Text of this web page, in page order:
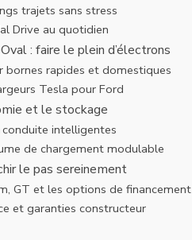
trajets sans stress
Drive au quotidien
: faire le plein d’électrons
bornes rapides et domestiques
Tesla pour Ford
et le stockage
intelligentes
de chargement modulable
le pas sereinement
GT et les options de financement
et garanties constructeur